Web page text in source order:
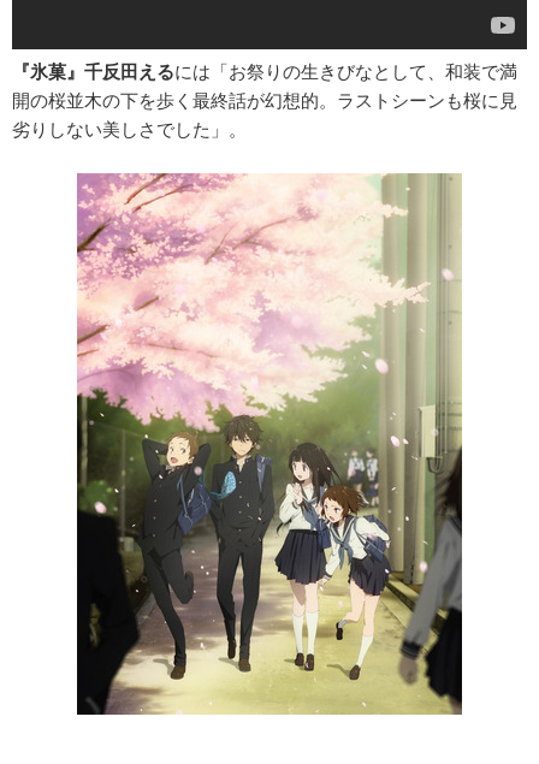
『氷菓』千反田えるには「お祭りの生きびなとして、和装で満
開の桜並木の下を歩く最終話が幻想的。ラストシーンも桜に見
劣りしない美しさでした」。